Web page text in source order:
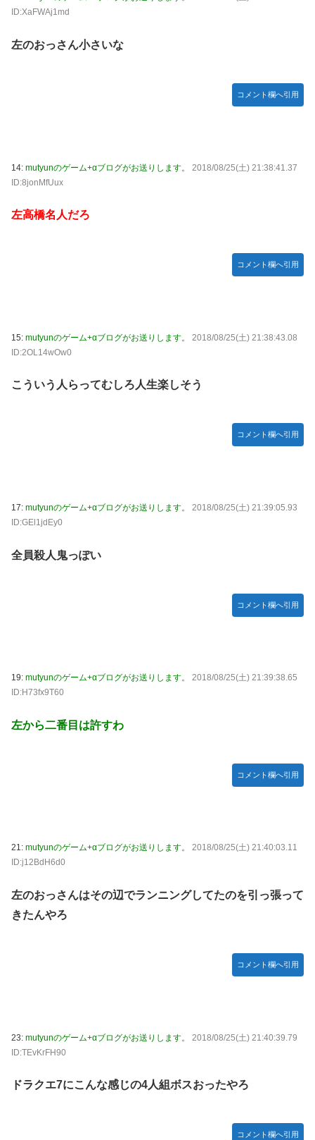
ID:XaFWAj1md
左のおっさん小さいな
コメント欄へ引用
14: mutyunのゲーム+αブログがお送りします。
2018/08/25(土) 21:38:41.37
ID:8jonMfUux
左高橋名人だろ
コメント欄へ引用
15: mutyunのゲーム+αブログがお送りします。
2018/08/25(土) 21:38:43.08
ID:2OL14wOw0
こういう人らってむしろ人生楽しそう
コメント欄へ引用
17: mutyunのゲーム+αブログがお送りします。
2018/08/25(土) 21:39:05.93
ID:GEl1jdEy0
全員殺人鬼っぽい
コメント欄へ引用
19: mutyunのゲーム+αブログがお送りします。
2018/08/25(土) 21:39:38.65
ID:H73fx9T60
左から二番目は許すわ
コメント欄へ引用
21: mutyunのゲーム+αブログがお送りします。
2018/08/25(土) 21:40:03.11
ID:j12BdH6d0
左のおっさんはその辺でランニングしてたのを引っ張って
きたんやろ
コメント欄へ引用
23: mutyunのゲーム+αブログがお送りします。
2018/08/25(土) 21:40:39.79
ID:TEvKrFH90
ドラクエ7にこんな感じの4人組ボスおったやろ
コメント欄へ引用